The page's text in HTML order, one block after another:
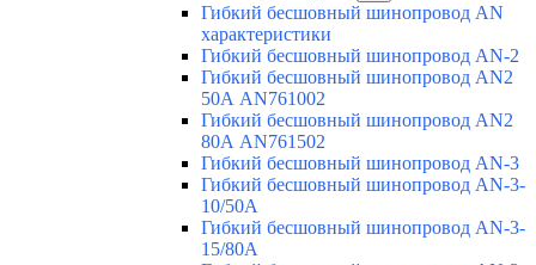
Гибкий бесшовный шинопровод AN
характеристики
Гибкий бесшовный шинопровод AN-2
Гибкий бесшовный шинопровод AN2
50А AN761002
Гибкий бесшовный шинопровод AN2
80А AN761502
Гибкий бесшовный шинопровод AN-3
Гибкий бесшовный шинопровод AN-3-
10/50A
Гибкий бесшовный шинопровод AN-3-
15/80A